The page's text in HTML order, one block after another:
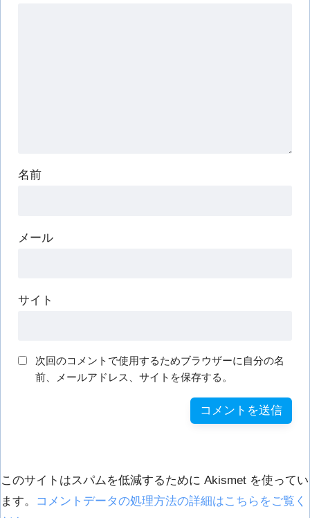
名前
メール
サイト
次回のコメントで使用するためブラウザーに自分の名
前、メールアドレス、サイトを保存する。
このサイトはスパムを低減するために Akismet を使ってい
ます。
コメントデータの処理方法の詳細はこちらをご覧く